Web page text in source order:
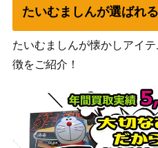
大大大大大好きな彼女たち
（U★★★/パラレル）【U
A26BT/RLY-1-082】
バ
（
大
リヴァイ（SR★★★/パラ
（
ルルーシュ・ランペルージ
（SR★★★/パラレル）
バ
（
たいむましんが選ばれ
たいむましんが懐かしアイ
徴をご紹介！